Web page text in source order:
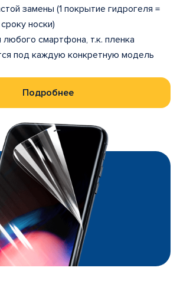
замены (1 покрытие гидрогеля =
носки)
смартфона, т.к. пленка
под каждую конкретную модель
Подробнее